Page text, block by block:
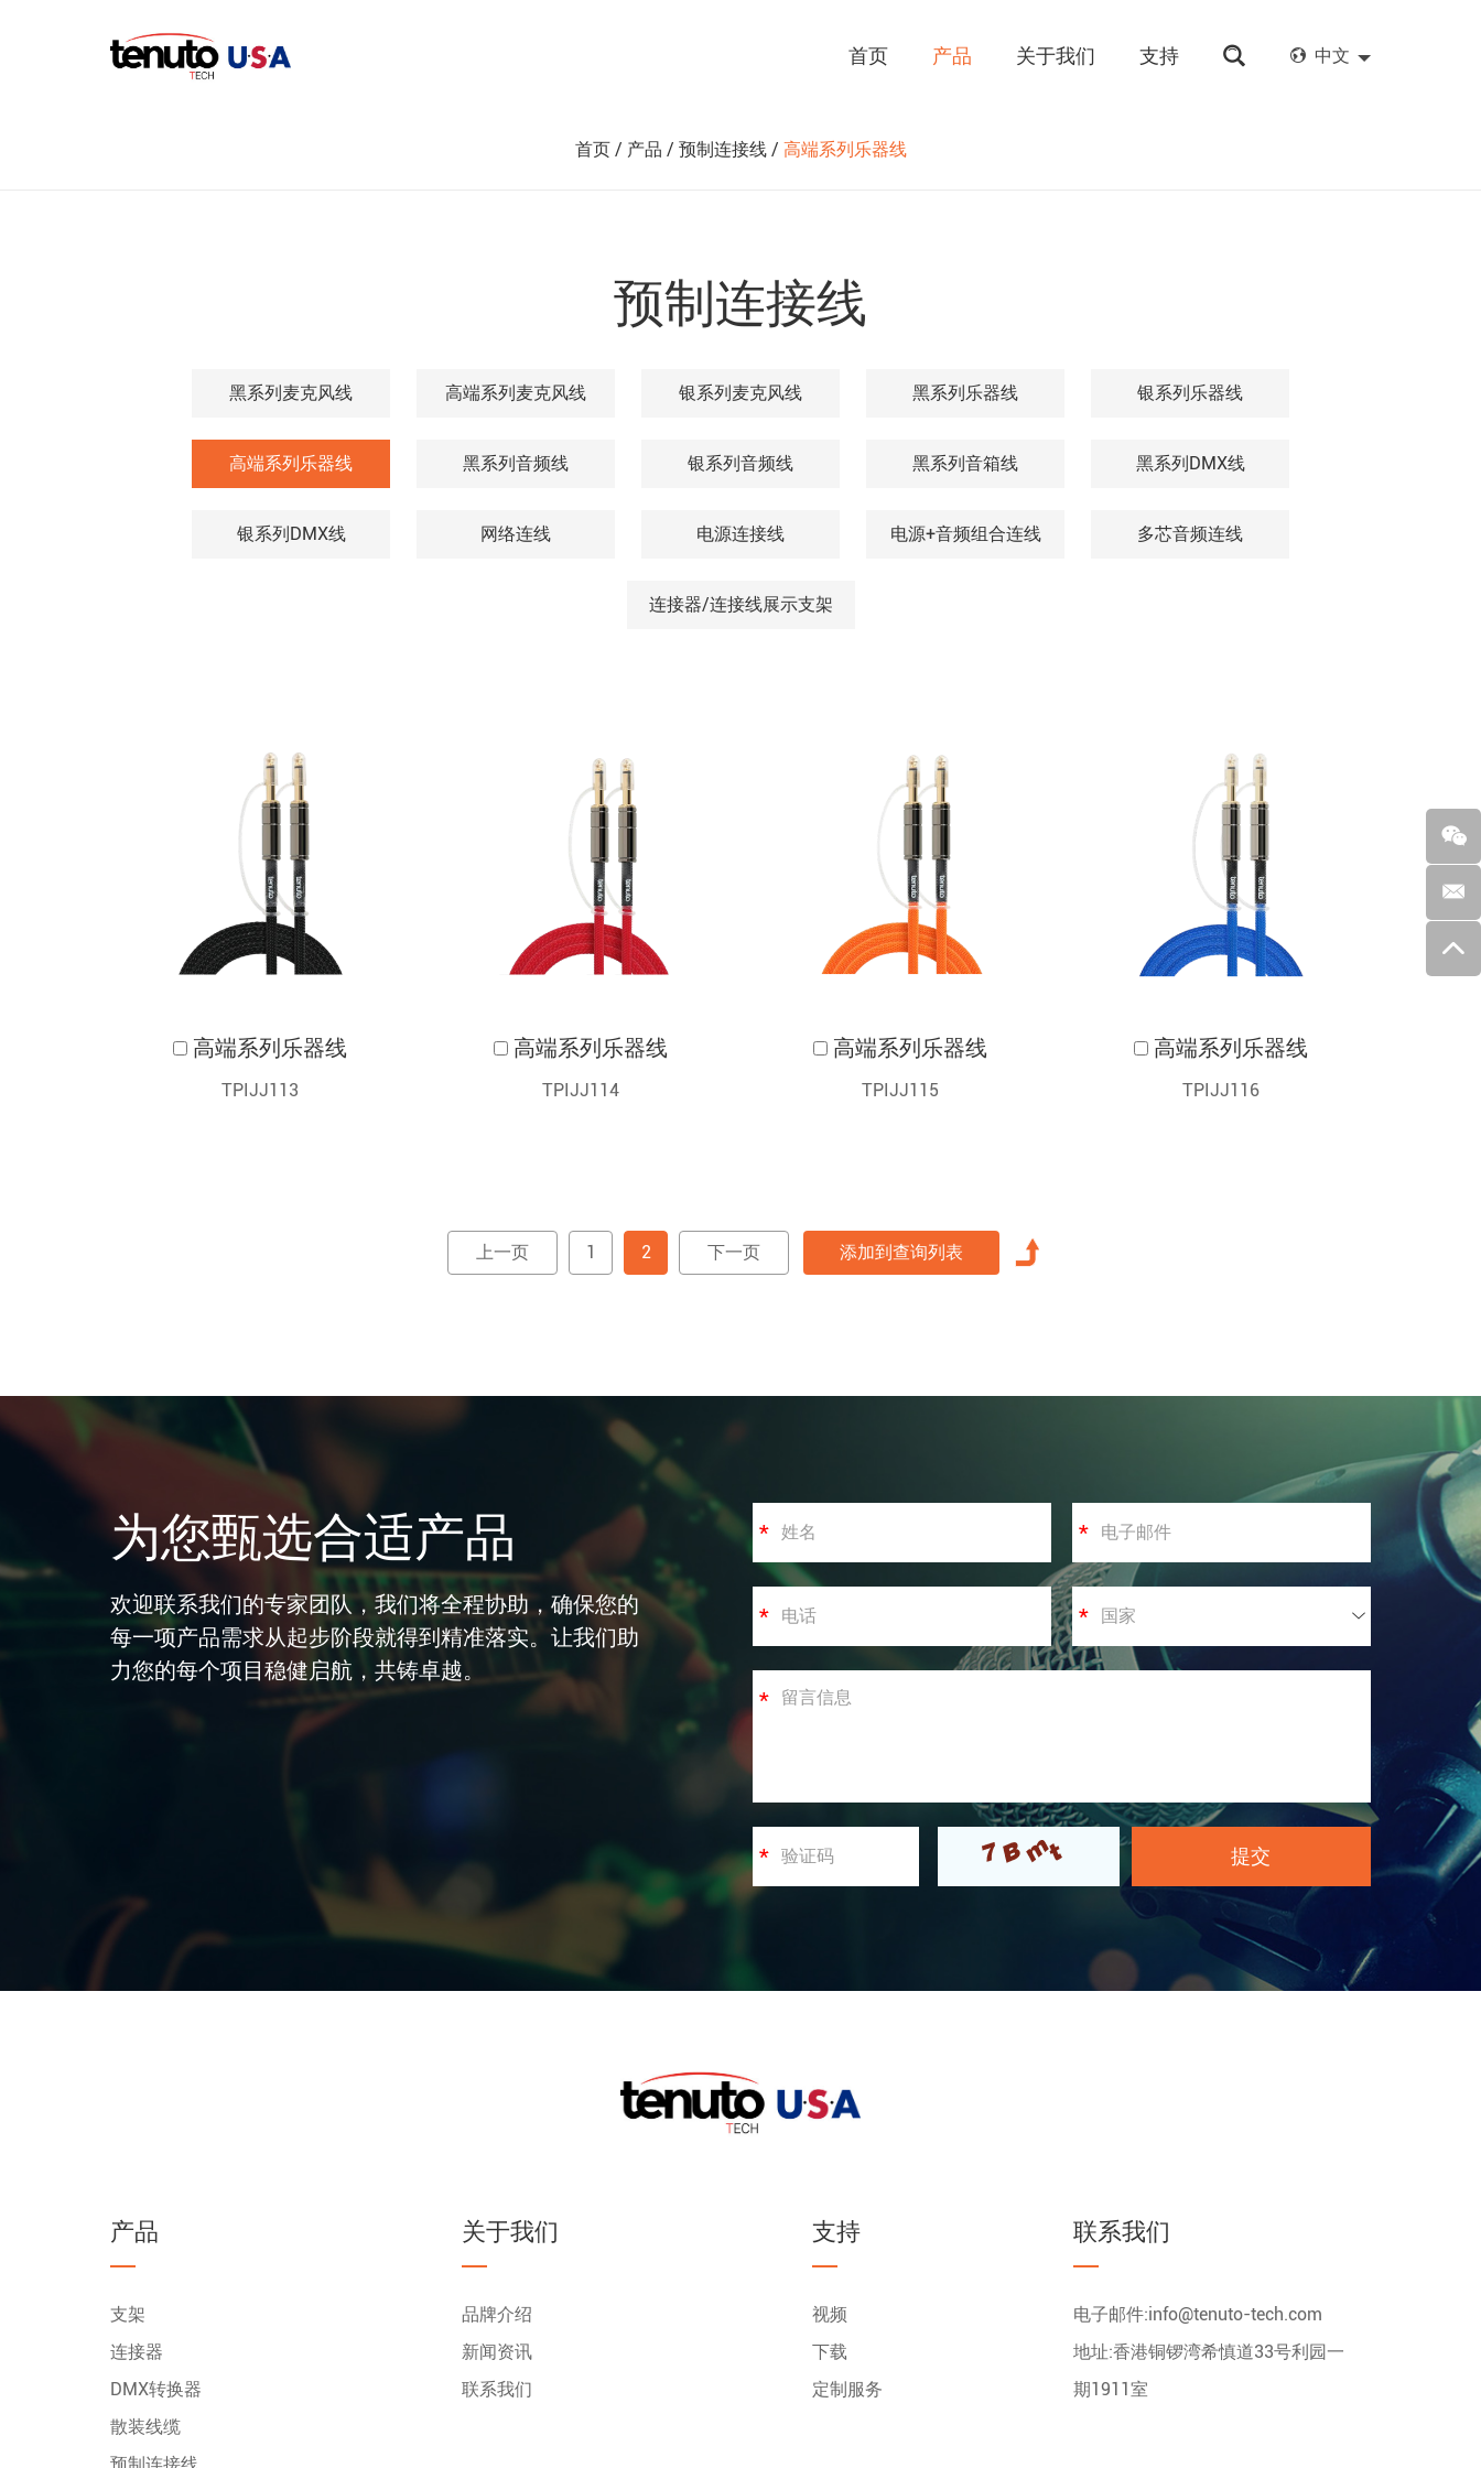
首页 产品 关于我们 支持 中文
首页 / 产品 / 预制连接线/ 高端系列乐器线
预制连接线
黑系列麦克风线 高端系列麦克风线 银系列麦克风线 黑系列乐器线 银系列乐器线
高端系列乐器线 黑系列音频线 银系列音频线 黑系列音箱线 黑系列DMX线
银系列DMX线 网络连线 电源连接线 电源+音频组合连线 多芯音频连线
连接器/连接线展示支架
高端系列乐器线
TPIJJ113
高端系列乐器线
TPIJJ114
高端系列乐器线
TPIJJ115
高端系列乐器线
TPIJJ116
上一页 1 2 下一页
为您甄选合适产品
欢迎联系我们的专家团队，我们将全程协助，确保您的
每一项产品需求从起步阶段就得到精准落实。让我们助
力您的每个项目稳健启航，共铸卓越。
产品
支架
连接器
DMX转换器
散装线缆
关于我们
品牌介绍
新闻资讯
联系我们
支持
视频
下载
定制服务
联系我们
电子邮件:info@tenuto-tech.com
地址:香港铜锣湾希慎道33号利园一
期1911室